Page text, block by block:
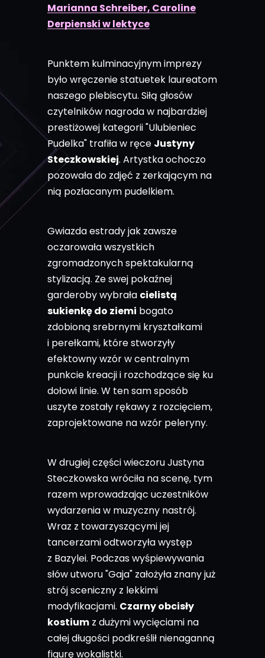
Marianna Schreiber, Caroline
Derpienski w lektyce
Punktem kulminacyjnym imprezy
było wręczenie statuetek laureatom
naszego plebiscytu. Siłą głosów
czytelników nagroda w najbardziej
prestiżowej kategorii "Ulubieniec
Pudelka" trafiła w ręce Justyny
Steczkowskiej. Artystka ochoczo
pozowała do zdjęć z zerkającym na
nią pozłacanym pudelkiem.
Gwiazda estrady jak zawsze
oczarowała wszystkich
zgromadzonych spektakularną
stylizacją. Ze swej pokaźnej
garderoby wybrała cielistą
sukienkę do ziemi bogato
zdobioną srebrnymi kryształkami
i perełkami, które stworzyły
efektowny wzór w centralnym
punkcie kreacji i rozchodzące się ku
dołowi linie. W ten sam sposób
uszyte zostały rękawy z rozcięciem,
zaprojektowane na wzór peleryny.
W drugiej części wieczoru Justyna
Steczkowska wróciła na scenę, tym
razem wprowadzając uczestników
wydarzenia w muzyczny nastrój.
Wraz z towarzyszącymi jej
tancerzami odtworzyła występ
z Bazylei. Podczas wyśpiewywania
słów utworu "Gaja" założyła znany już
strój sceniczny z lekkimi
modyfikacjami. Czarny obcisły
kostium z dużymi wycięciami na
całej długości podkreślił nienaganną
figurę wokalistki.